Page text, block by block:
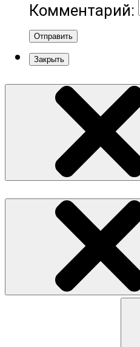
Комментарий:
Отправить
Закрыть